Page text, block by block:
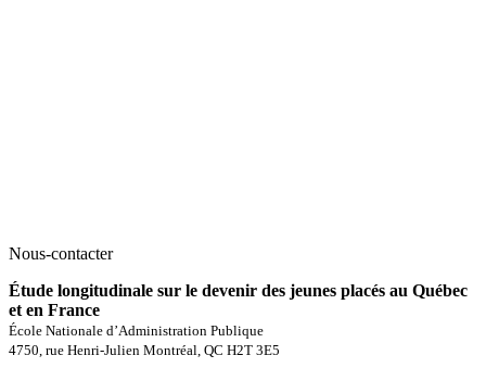
Nous-contacter
Étude longitudinale sur le devenir des jeunes placés au Québec
et en France
École Nationale d’Administration Publique
4750, rue Henri-Julien Montréal, QC H2T 3E5